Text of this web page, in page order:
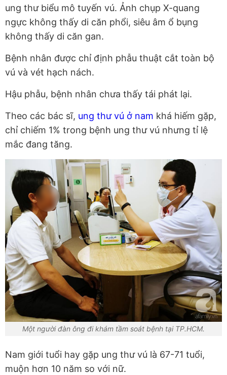
ung thư biểu mô tuyến vú. Ảnh chụp X-quang
ngực không thấy di căn phổi, siêu âm ổ bụng
không thấy di căn gan.
Bệnh nhân được chỉ định phẫu thuật cắt toàn bộ
vú và vét hạch nách.
Hậu phẫu, bệnh nhân chưa thấy tái phát lại.
Theo các bác sĩ, ung thư vú ở nam khá hiếm gặp,
chỉ chiếm 1% trong bệnh ung thư vú nhưng tỉ lệ
mắc đang tăng.
Một người đàn ông đi khám tầm soát bệnh tại TP.HCM.
Nam giới tuổi hay gặp ung thư vú là 67-71 tuổi,
muộn hơn 10 năm so với nữ.